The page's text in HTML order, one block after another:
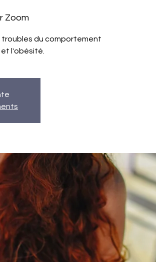
Zoom
du comportement
l'obésité.